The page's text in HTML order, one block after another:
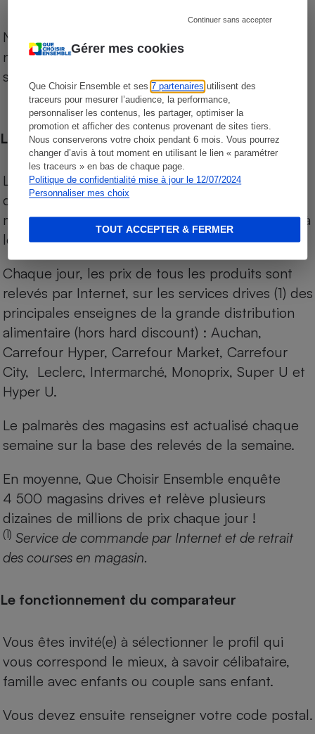
Gérer mes cookies
Que Choisir Ensemble et ses7 partenaires utilisent des
traceurs pour mesurer l’audience, la performance,
personnaliser les contenus, les partager, optimiser la
promotion et afficher des contenus provenant de sites tiers.
Nous conserverons votre choix pendant 6 mois. Vous pourrez
changer d’avis à tout moment en utilisant le lien « paramétrer
les traceurs » en bas de chaque page.
Politique de confidentialité mise à jour le 12/07/2024
Personnaliser mes choix
Continuer sans accepter
TOUT ACCEPTER & FERMER
Notre comparateur de supermarchés propose le
niveau de prix des supermarchés, géolocalisés
sur le territoire français.
Les comparaisons de prix
Les comparaisons sont réalisées sur l’ensemble
des produits des magasins. Les produits de
marques de distributeurs (MDD) sont comparés à
leurs équivalents chez leurs concurrents.
Chaque jour, les prix de tous les produits sont
relevés par Internet, sur les services drives (1) des
principales enseignes de la grande distribution
alimentaire (hors hard discount) : Auchan,
Carrefour Hyper, Carrefour Market, Carrefour
City, Leclerc, Intermarché, Monoprix, Super U et
Hyper U.
Le palmarès des magasins est actualisé chaque
semaine sur la base des relevés de la semaine.
En moyenne, Que Choisir Ensemble enquête
4 500 magasins drives et relève plusieurs
dizaines de millions de prix chaque jour !
(1) Service de commande par Internet et de retrait
des courses en magasin.
Le fonctionnement du comparateur
Vous êtes invité(e) à sélectionner le profil qui
vous correspond le mieux, à savoir célibataire,
famille avec enfants ou couple sans enfant.
Vous devez ensuite renseigner votre code postal.